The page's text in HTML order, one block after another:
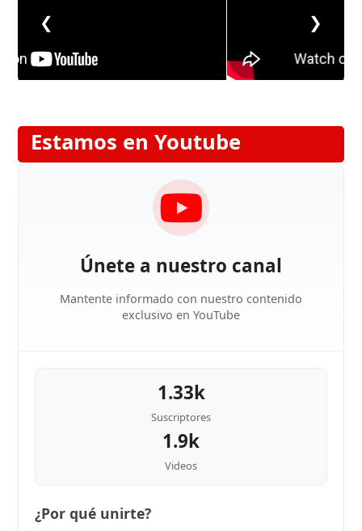
❮ ❯
Estamos en Youtube
Únete a nuestro canal
Mantente informado con nuestro contenido
exclusivo en YouTube
1.33k
Suscriptores
1.9k
Videos
¿Por qué unirte?